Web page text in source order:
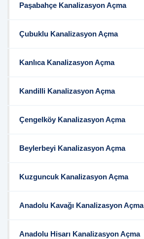
Paşabahçe Kanalizasyon Açma
Çubuklu Kanalizasyon Açma
Kanlıca Kanalizasyon Açma
Kandilli Kanalizasyon Açma
Çengelköy Kanalizasyon Açma
Beylerbeyi Kanalizasyon Açma
Kuzguncuk Kanalizasyon Açma
Anadolu Kavağı Kanalizasyon Açma
Anadolu Hisarı Kanalizasyon Açma